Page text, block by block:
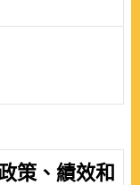
策、績效和